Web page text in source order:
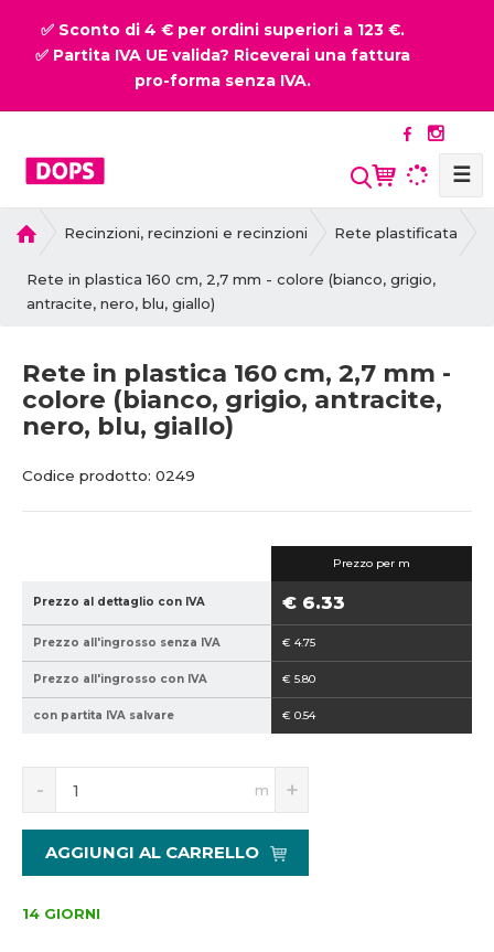
✅ Sconto di 4 € per ordini superiori a 123 €.
✅ Partita IVA UE valida? Riceverai una fattura
pro-forma senza IVA.
☰
i
m
a
g
i
a
Recinzioni, recinzioni e recinzioni Rete plastificata
Rete in plastica 160 cm, 2,7 mm - colore (bianco, grigio,
antracite, nero, blu, giallo)
Rete in plastica 160 cm, 2,7 mm -
colore (bianco, grigio, antracite,
nero, blu, giallo)
Codice prodotto: 0249
r
o
t
r
:
e
n
o
e
p
Prezzo per m
Prezzo al dettaglio con IVA € 6.33
Prezzo all'ingrosso senza IVA € 4.75
Prezzo all'ingrosso con IVA € 5.80
con partita IVA salvare € 0.54
N
a
v
ý
š
í
m
m
AGGIUNGI AL CARRELLO
14 GIORNI